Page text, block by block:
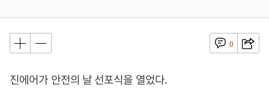
0
진에어가 안전의 날 선포식을 열었다.